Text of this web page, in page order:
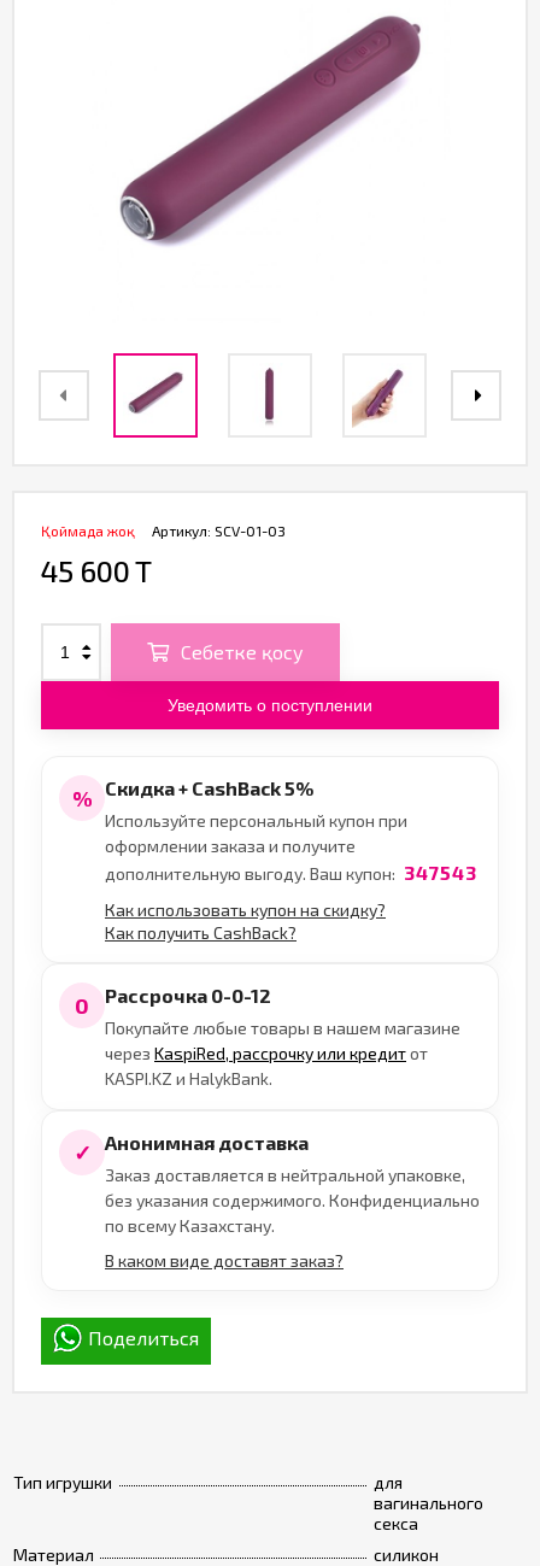
Тип игрушки
для
вагинального
секса
Материал
силикон
Артикул: SCV-01-03
Қоймада жоқ
45 600 T
Себетке қосу
Уведомить о поступлении
% Скидка + CashBack 5%
Используйте персональный купон при
оформлении заказа и получите
дополнительную выгоду. Ваш купон: 347543
Как использовать купон на скидку?
Как получить CashBack?
0 Рассрочка 0-0-12
Покупайте любые товары в нашем магазине
через KaspiRed, рассрочку или кредитот
KASPI.KZ и HalykBank.
✓ Анонимная доставка
Заказ доставляется в нейтральной упаковке,
без указания содержимого. Конфиденциально
по всему Казахстану.
В каком виде доставят заказ?
Поделиться